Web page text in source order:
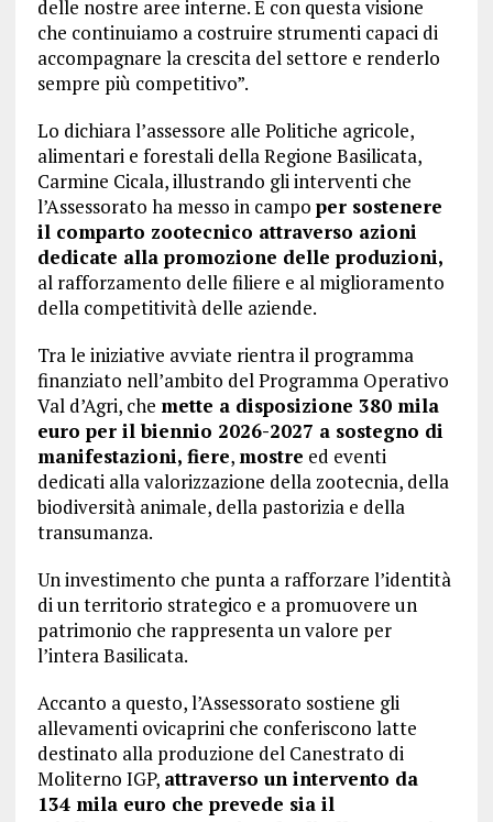
delle nostre aree interne. È con questa visione
che continuiamo a costruire strumenti capaci di
accompagnare la crescita del settore e renderlo
sempre più competitivo”.
Lo dichiara l’assessore alle Politiche agricole,
alimentari e forestali della Regione Basilicata,
Carmine Cicala, illustrando gli interventi che
l’Assessorato ha messo in campo per sostenere
il comparto zootecnico attraverso azioni
dedicate alla promozione delle produzioni,
al rafforzamento delle filiere e al miglioramento
della competitività delle aziende.
Tra le iniziative avviate rientra il programma
finanziato nell’ambito del Programma Operativo
Val d’Agri, che mette a disposizione 380 mila
euro per il biennio 2026-2027 a sostegno di
manifestazioni, fiere, mostre ed eventi
dedicati alla valorizzazione della zootecnia, della
biodiversità animale, della pastorizia e della
transumanza.
Un investimento che punta a rafforzare l’identità
di un territorio strategico e a promuovere un
patrimonio che rappresenta un valore per
l’intera Basilicata.
Accanto a questo, l’Assessorato sostiene gli
allevamenti ovicaprini che conferiscono latte
destinato alla produzione del Canestrato di
Moliterno IGP, attraverso un intervento da
134 mila euro che prevede sia il